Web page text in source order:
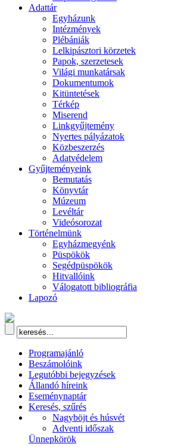
Adattár
Egyházunk
Intézmények
Plébániák
Lelkipásztori körzetek
Papok, szerzetesek
Világi munkatársak
Dokumentumok
Kitüntetések
Térkép
Miserend
Linkgyűjtemény
Nyertes pályázatok
Közbeszerzés
Adatvédelem
Gyűjteményeink
Bemutatás
Könyvtár
Múzeum
Levéltár
Videósorozat
Történelmünk
Egyházmegyénk
Püspökök
Segédpüspökök
Hitvallóink
Válogatott bibliográfia
Lapozó
Programajánló
Beszámolóink
Legutóbbi bejegyzések
Állandó híreink
Eseménynaptár
Keresés, szűrés
Nagyböjt és húsvét
Adventi időszak
Ünnepkörök